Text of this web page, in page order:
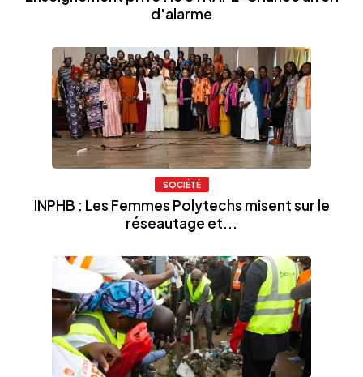
d'alarme
SOCIÉTÉ
INPHB : Les Femmes Polytechs misent sur le
réseautage et...